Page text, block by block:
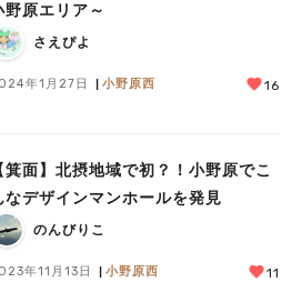
野原エリア～
さえぴよ
年1月27日 小野原西 16
箕面】北摂地域で初？！小野原でこ
なデザインマンホールを発見
のんびりこ
年11月13日 小野原西 11